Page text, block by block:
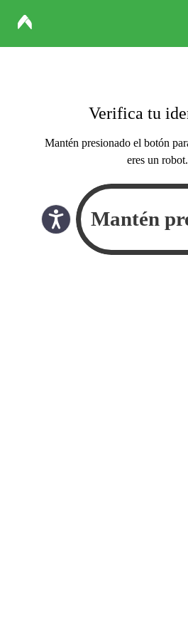
Verifica tu
Mantén presionado el botón
eres un robot.